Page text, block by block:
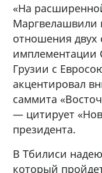
«На
Маргвелашвили
отношения двух
имплементации
Грузии с
акцентировал
саммита
— цитирует
президента.
В Тбилиси
который